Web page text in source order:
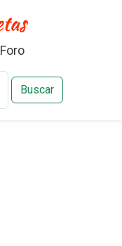
Foro
Buscar